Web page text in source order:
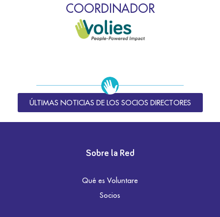
COORDINADOR
ÚLTIMAS NOTICIAS DE LOS SOCIOS DIRECTORES
Sobre la Red
Qué es Voluntare
Socios